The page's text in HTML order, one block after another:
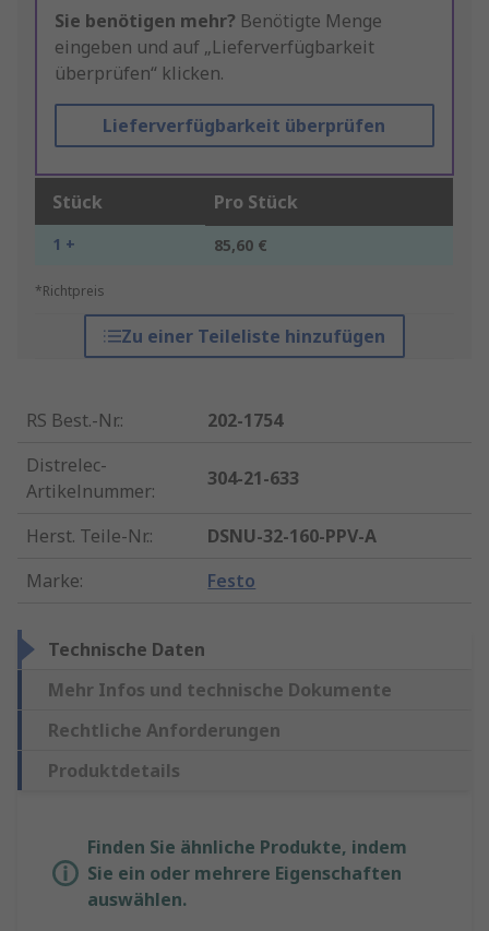
Sie benötigen mehr? Benötigte Menge
eingeben und auf „Lieferverfügbarkeit
überprüfen“ klicken.
Lieferverfügbarkeit überprüfen
Stück Pro Stück
1 + 85,60 €
*Richtpreis
Zu einer Teileliste hinzufügen
RS Best.-Nr.:
202-1754
Distrelec-
Artikelnummer:
304-21-633
Herst. Teile-Nr.:
DSNU-32-160-PPV-A
Marke: Festo
Technische Daten
Mehr Infos und technische Dokumente
Rechtliche Anforderungen
Produktdetails
Finden Sie ähnliche Produkte, indem
Sie ein oder mehrere Eigenschaften
auswählen.